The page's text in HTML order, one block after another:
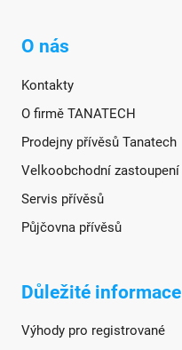
O nás
Kontakty
O firmě TANATECH
Prodejny přívěsů Tanatech
Velkoobchodní zastoupení
Servis přívěsů
Půjčovna přívěsů
Důležité informace
Výhody pro registrované